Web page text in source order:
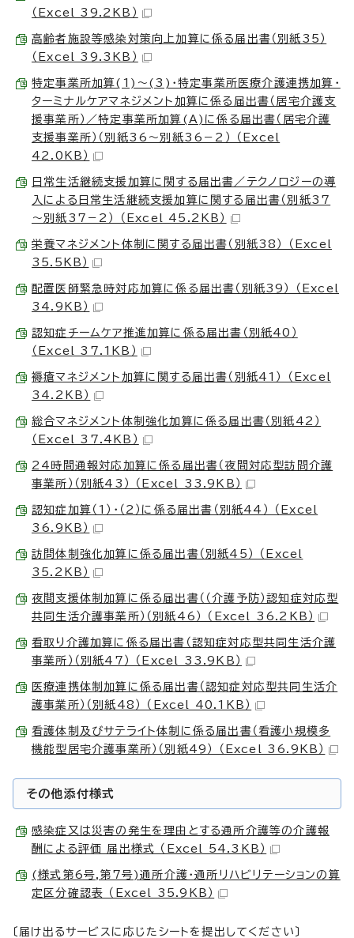
（Excel 39.2KB）
高齢者施設等感染対策向上加算に係る届出書（別紙35）
（Excel 39.3KB）
特定事業所加算(1)～(3)・特定事業所医療介護連携加算・
ターミナルケアマネジメント加算に係る届出書（居宅介護支
援事業所）／特定事業所加算(A)に係る届出書（居宅介護
支援事業所）（別紙36～別紙36－2） （Excel
42.0KB）
日常生活継続支援加算に関する届出書／テクノロジーの導
入による日常生活継続支援加算に関する届出書（別紙37
～別紙37－2） （Excel 45.2KB）
栄養マネジメント体制に関する届出書（別紙38） （Excel
35.5KB）
配置医師緊急時対応加算に係る届出書（別紙39） （Excel
34.9KB）
認知症チームケア推進加算に係る届出書（別紙40）
（Excel 37.1KB）
褥瘡マネジメント加算に関する届出書（別紙41） （Excel
34.2KB）
総合マネジメント体制強化加算に係る届出書（別紙42）
（Excel 37.4KB）
24時間通報対応加算に係る届出書（夜間対応型訪問介護
事業所）（別紙43） （Excel 33.9KB）
認知症加算（1）・（2）に係る届出書（別紙44） （Excel
36.9KB）
訪問体制強化加算に係る届出書（別紙45） （Excel
35.2KB）
夜間支援体制加算に係る届出書（（介護予防）認知症対応型
共同生活介護事業所）（別紙46） （Excel 36.2KB）
看取り介護加算に係る届出書（認知症対応型共同生活介護
事業所）（別紙47） （Excel 33.9KB）
医療連携体制加算に係る届出書（認知症対応型共同生活介
護事業所）（別紙48） （Excel 40.1KB）
看護体制及びサテライト体制に係る届出書（看護小規模多
機能型居宅介護事業所）（別紙49） （Excel 36.9KB）
その他添付様式
感染症又は災害の発生を理由とする通所介護等の介護報
酬による評価 届出様式 （Excel 54.3KB）
(様式第6号,第7号)通所介護・通所リハビリテーションの算
定区分確認表 （Excel 35.9KB）
〔届け出るサービスに応じたシートを提出してください〕